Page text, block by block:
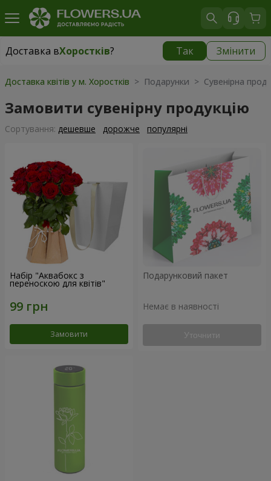
Доставка вХоростків? Так Змінити
Доставка вХоростків|
Доставка квітів у м. Хоростків > Подарунки > Сувенірна
Замовити сувенірну продукцію
Сортування: дешевше дорожче популярні
Набір "Аквабокс з
переноскою для квітів"
Замовити
Подарунковий пакет
Немає в наявності
Уточнити